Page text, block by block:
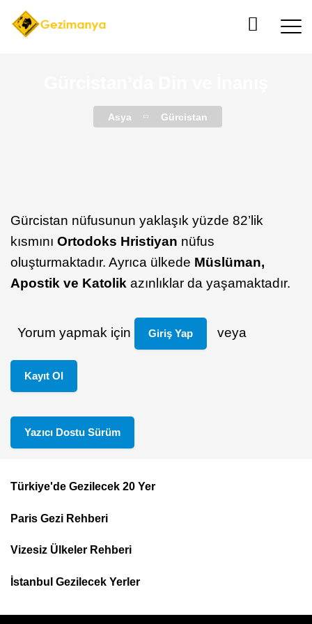
Asya Gürcistan
Gürcistan nüfusunun yaklaşık yüzde 82’lik
kısmını Ortodoks Hristiyan nüfus
oluşturmaktadır. Ayrıca ülkede Müslüman,
Apostik ve Katolik azınlıklar da yaşamaktadır.
Yorum yapmak için Giriş Yap veya
Kayıt Ol
Yazıcı Dostu Sürüm
Footer
Top
Menu
Türkiye'de Gezilecek 20 Yer
Paris Gezi Rehberi
Vizesiz Ülkeler Rehberi
İstanbul Gezilecek Yerler